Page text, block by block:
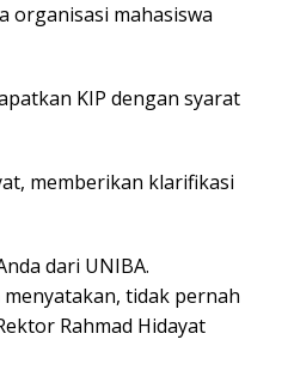
organisasi mahasiswa
KIP dengan syarat
memberikan klarifikasi
dari UNIBA.
tidak pernah
Rahmad Hidayat